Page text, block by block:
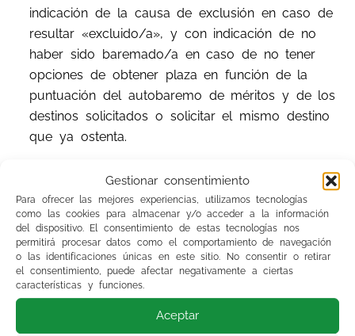
Gestionar consentimiento
Para ofrecer las mejores experiencias, utilizamos tecnologías
como las cookies para almacenar y/o acceder a la información
del dispositivo. El consentimiento de estas tecnologías nos
permitirá procesar datos como el comportamiento de navegación
o las identificaciones únicas en este sitio. No consentir o retirar
el consentimiento, puede afectar negativamente a ciertas
características y funciones.
Aceptar
indicación de la causa de exclusión en caso de
resultar «excluido/a», y con indicación de no
haber sido baremado/a en caso de no tener
opciones de obtener plaza en función de la
puntuación del autobaremo de méritos y de los
destinos solicitados o solicitar el mismo destino
que ya ostenta.
Los destinos adjudicados son irrenunciables
salvo que antes de finalizar el plazo de toma
de posesión se hubiese obtenido otro destino
por convocatoria pública. En tal caso, deberá
acreditarse dicha obtención mediante copia del
Boletín Oficial en el que aparezca la
adjudicación de destino o certificado expedido
por el Centro que acredite que se ha efectuado